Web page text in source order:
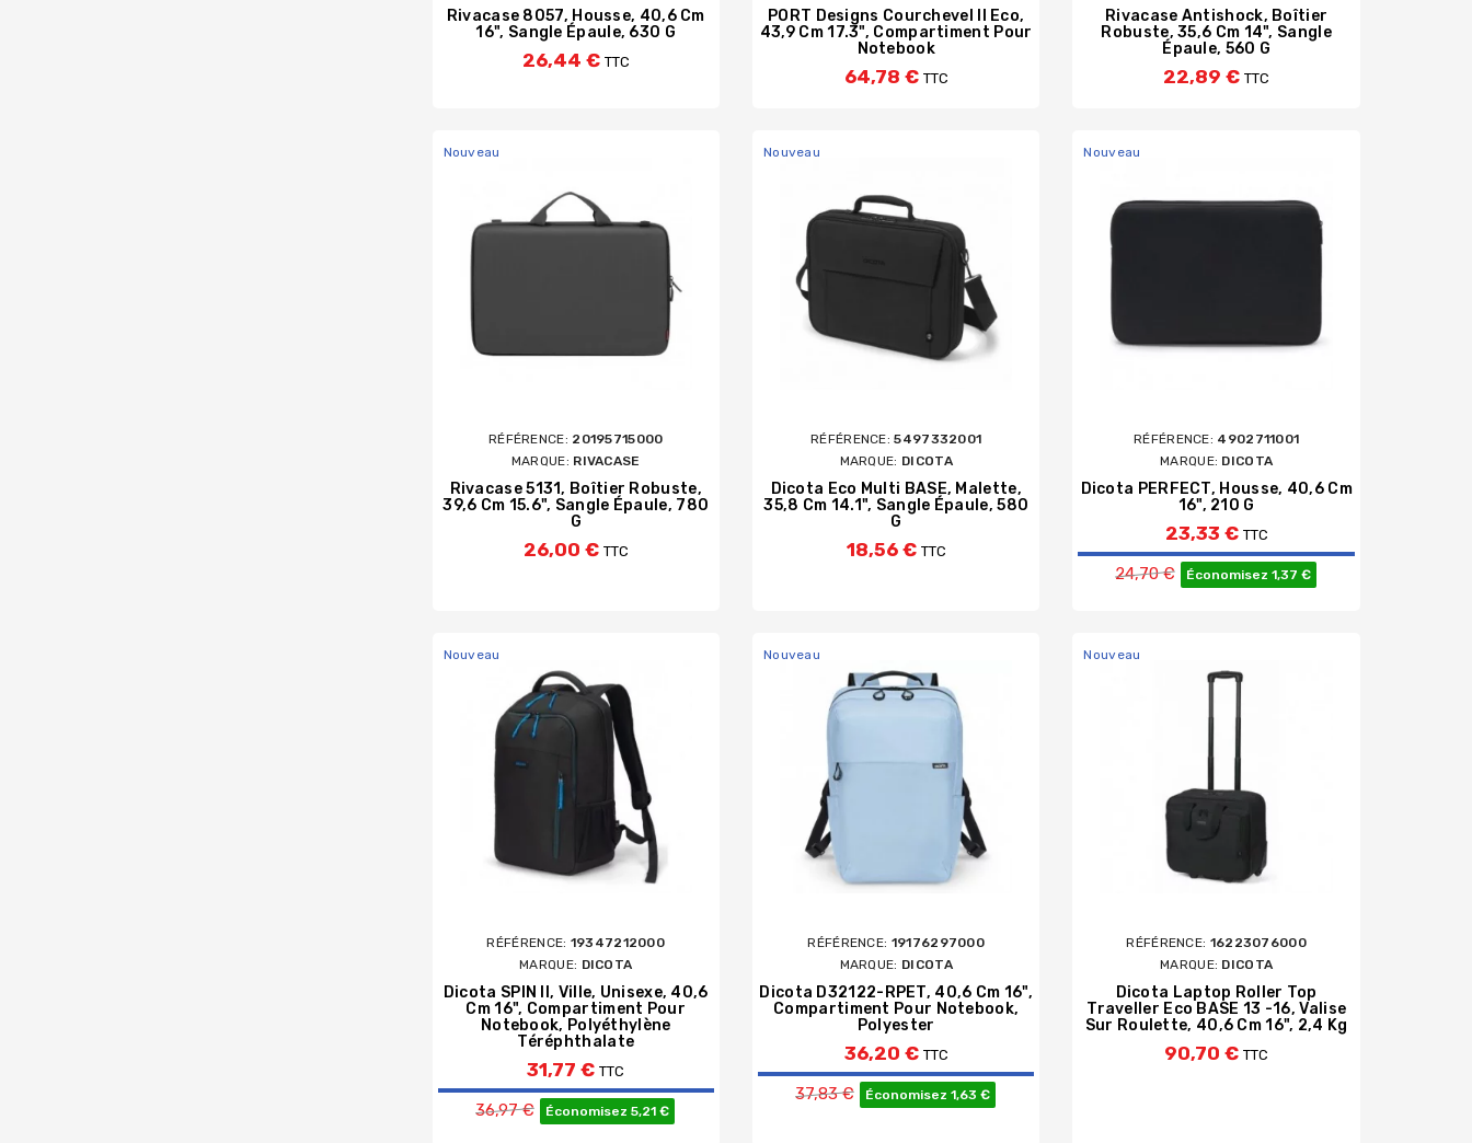
Rivacase 8057, Housse, 40,6 Cm
16", Sangle Épaule, 630 G
26,44 € TTC
PORT Designs Courchevel II Eco,
43,9 Cm 17.3", Compartiment Pour
Notebook
64,78 € TTC
Rivacase Antishock, Boîtier
Robuste, 35,6 Cm 14", Sangle
Épaule, 560 G
22,89 €TTC
Nouveau
RÉFÉRENCE: 20195715000
MARQUE: RIVACASE
Rivacase 5131, Boîtier Robuste,
39,6 Cm 15.6", Sangle Épaule, 780
G
26,00 € TTC
Nouveau
RÉFÉRENCE:5497332001
MARQUE: DICOTA
Dicota Eco Multi BASE, Malette,
35,8 Cm 14.1", Sangle Épaule, 580
G
18,56 € TTC
Nouveau
RÉFÉRENCE: 4902711001
MARQUE: DICOTA
Dicota PERFECT, Housse, 40,6 Cm
16", 210 G
23,33 € TTC
Prix de base
24,70 € Économisez 1,37 €
Nouveau
RÉFÉRENCE: 19347212000
MARQUE: DICOTA
Dicota SPIN II, Ville, Unisexe, 40,6
Cm 16", Compartiment Pour
Notebook, Polyéthylène
Téréphthalate
31,77 €TTC
Prix de base
36,97 € Économisez 5,21 €
Nouveau
RÉFÉRENCE: 19176297000
MARQUE: DICOTA
Dicota D32122-RPET, 40,6 Cm 16",
Compartiment Pour Notebook,
Polyester
36,20 € TTC
Prix de base
37,83 € Économisez 1,63 €
Nouveau
RÉFÉRENCE: 16223076000
MARQUE: DICOTA
Dicota Laptop Roller Top
Traveller Eco BASE 13 -16, Valise
Sur Roulette, 40,6 Cm 16", 2,4 Kg
90,70 €TTC